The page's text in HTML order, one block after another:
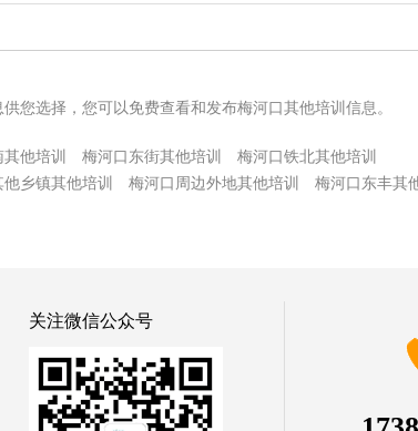
您选择，您可以免费查看和发布梅河口其他培训信息。
他培训 梅河口东街其他培训
梅河口铁北其他培训
乡镇其他培训 梅河口周边外地其他培训
梅河口东丰其
关注微信公众号